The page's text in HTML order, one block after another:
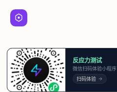
反应力测试
微信扫码体验小程序
扫码体验